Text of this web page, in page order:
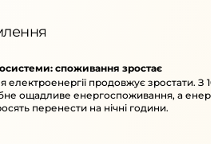
споживання зростає
електроенергії продовжує зростати. З
ощадливе енергоспоживання, а
перенести на нічні години.